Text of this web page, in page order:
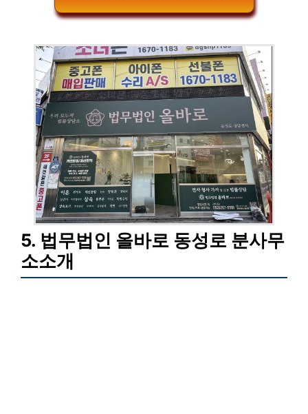
5. 법무법인 올바로 동성로 분사무
소소개